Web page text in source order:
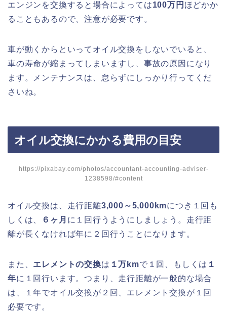
エンジンを交換すると場合によっては100万円 ほどかか
ることもあるので、注意が必要です。
車が動くからといってオイル交換をしないでいると、
車の寿命が縮まってしまいますし、事故の原因になり
ます。メンテナンスは、怠らずにしっかり行ってくだ
さいね。
オイル交換にかかる費用の目安
https://pixabay.com/photos/accountant-accounting-adviser-
1238598/#content
オイル交換は、走行距離3,000～5,000kmにつき１回も
しくは、
６ヶ月 に１回行うようにしましょう。走行距
離が長くなければ年に２回行うことになります。
また、 エレメントの交換は １万kmで１回、もしくは １
年に１回行います。つまり、走行距離が一般的な場合
は、１年でオイル交換が２回、エレメント交換が１回
必要です。